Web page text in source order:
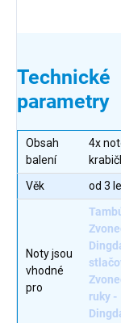
Technické
parametry
Obsah
balení
4x
Věk
od 3
Noty jsou
vhodné
pro
ruky -